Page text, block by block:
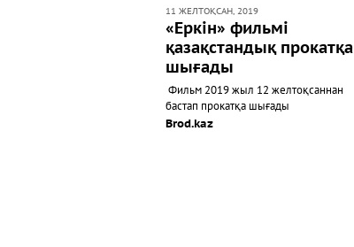
11 ЖЕЛТОҚСАН, 2019
«Еркін» фильмі
қазақстандық прокатқа
шығады
Фильм 2019 жыл 12 желтоқсаннан
бастап прокатқа шығады
Brod.kaz